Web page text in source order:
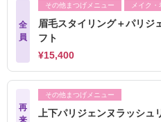
全
員
その他まつげメニュー メイク・
眉毛スタイリング＋パリジ
フト
¥15,400
再
来
その他まつげメニュー
上下パリジェンヌラッシュ